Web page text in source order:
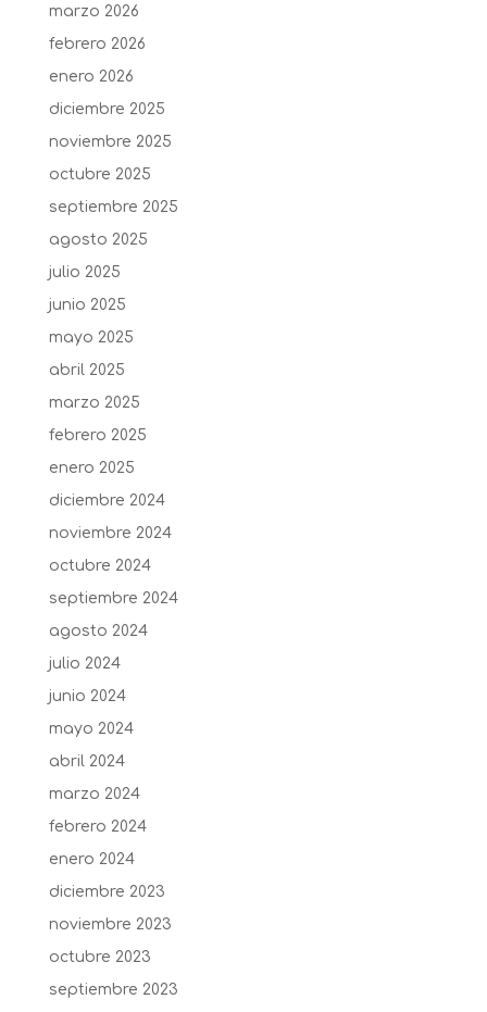
marzo 2026
febrero 2026
enero 2026
diciembre 2025
noviembre 2025
octubre 2025
septiembre 2025
agosto 2025
julio 2025
junio 2025
mayo 2025
abril 2025
marzo 2025
febrero 2025
enero 2025
diciembre 2024
noviembre 2024
octubre 2024
septiembre 2024
agosto 2024
julio 2024
junio 2024
mayo 2024
abril 2024
marzo 2024
febrero 2024
enero 2024
diciembre 2023
noviembre 2023
octubre 2023
septiembre 2023